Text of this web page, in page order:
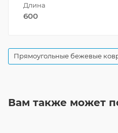
Длина
600
Прямоугольные бежевые
Вам также может